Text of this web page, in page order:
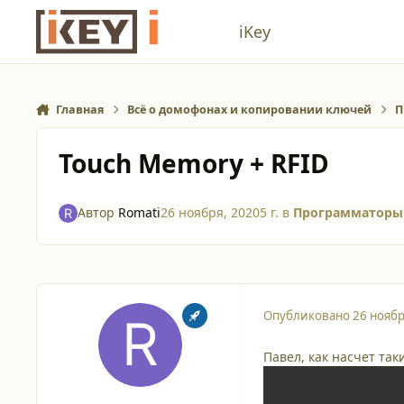
Перейти к содержанию
iKey
Главная Всё о домофонах и копировании ключей
Touch Memory + RFID
Автор Romati26 ноября, 20205 г. в Программаторы
Опубликовано26
Павел, как насчет